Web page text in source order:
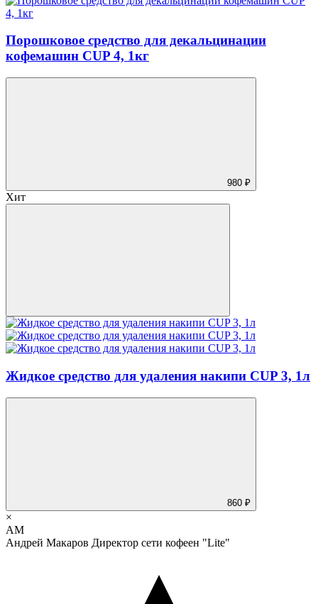
Порошковое средство для декальцинации
кофемашин CUP 4, 1кг
980 ₽
Хит
Жидкое средство для удаления накипи CUP 3, 1л
860 ₽
×
АМ
Андрей Макаров Директор сети кофеен "Lite"